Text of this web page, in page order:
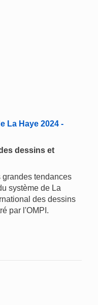
La Haye 2024 -
dessins et
tendances
système de La
des dessins
par l'OMPI.